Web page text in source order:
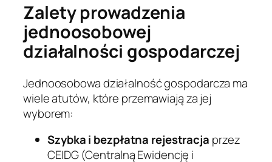
Zalety prowadzenia
jednoosobowej
działalności gospodarczej
Jednoosobowa działalność gospodarcza ma
wiele atutów, które przemawiają za jej
wyborem:
Szybka i bezpłatna rejestracja przez
CEIDG (Centralną Ewidencję i